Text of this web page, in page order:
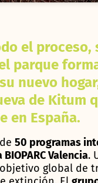
el proceso,
parque
nuevo
de Kitum
en España.
50 programas
Valencia.
global de